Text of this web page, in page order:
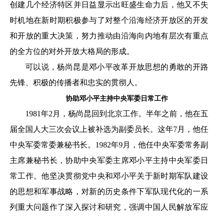
创建几个经济特区并日益显示出旺盛生命力后，他又不失
时机地在新时期积极参与了对整个沿海经济开放区的开发
和开放的重大决策，努力推动由沿海向内地有层次有重点
的全方位的对外开放大格局的形成。
可以说，杨尚昆是邓小平改革开放思想的勇敢的开路
先锋、积极的传播者和忠实的贯彻人。
协助邓小平主持中央军委日常工作
1981年2月，杨尚昆回到北京工作。半年之前，他在五
届全国人大三次会议上被补选为副委员长。这年7月，他任
中央军委常委兼秘书长。1982年9月，他任中央军委常务副
主席兼秘书长，协助中央军委主席邓小平主持中央军委日
常工作。他坚决贯彻党中央和邓小平关于新时期军队建设
的思想和军事战略，对新的历史条件下军队现代化的一系
列重大问题作了深入探讨和研究，强调中国人民解放军应